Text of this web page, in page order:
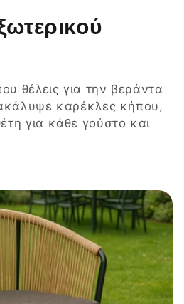
θέλεις για την βεράντα
καρέκλες κήπου,
για κάθε γούστο και